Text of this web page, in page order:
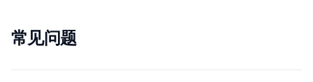
常见问题